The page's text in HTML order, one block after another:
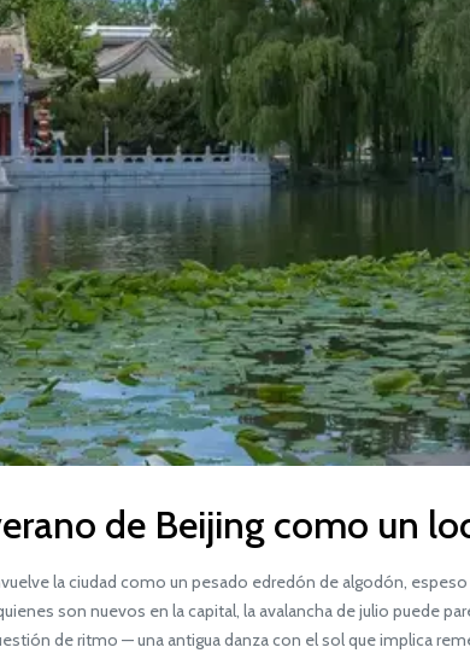
de Beijing como un
la ciudad como un pesado edredón de algodón,
son nuevos en la capital, la avalancha de julio puede
de ritmo — una antigua danza con el sol que implica